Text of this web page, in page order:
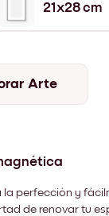
21x28 cm
Arte
perfección y
de renovar tu